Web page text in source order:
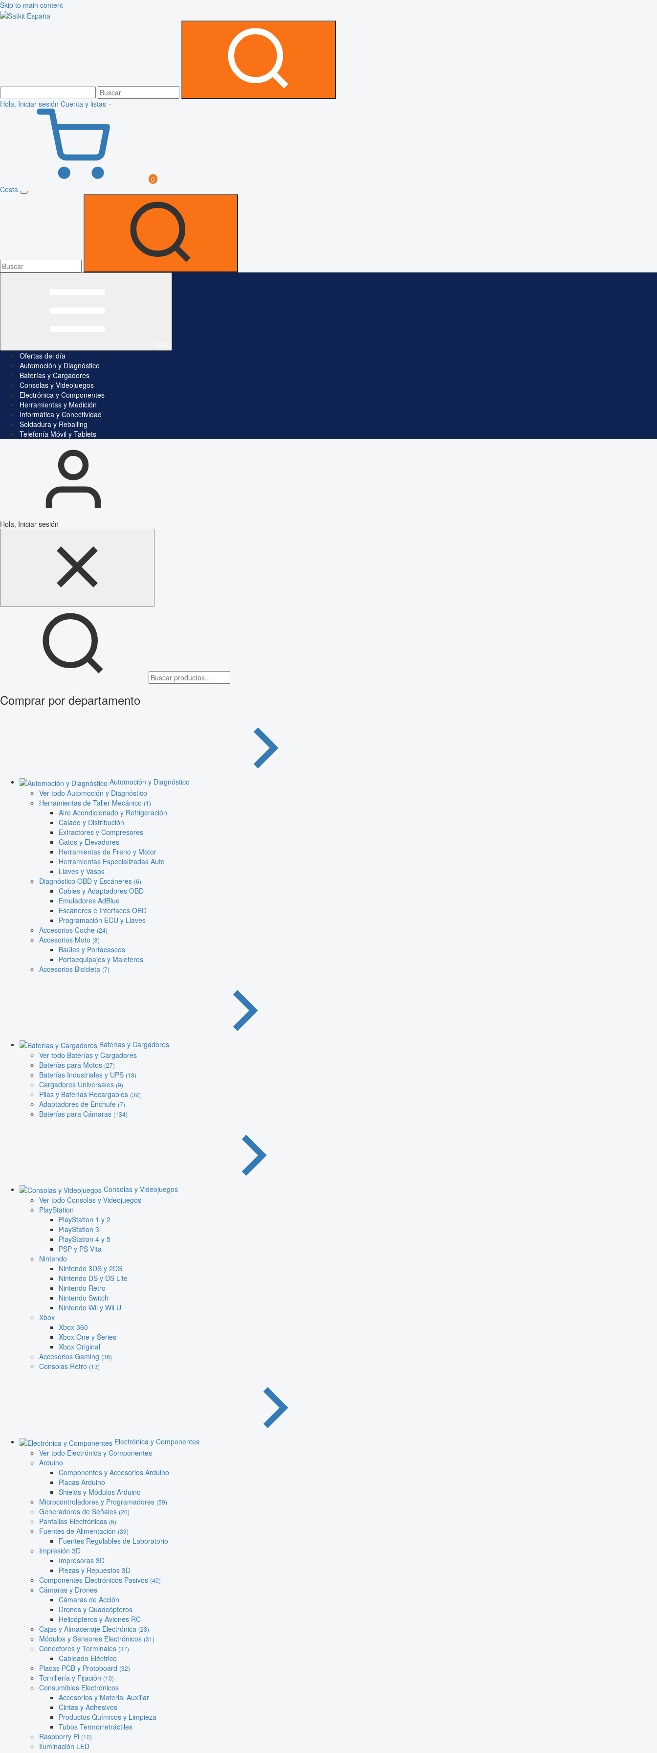
Skip to main content
Hola, Iniciar sesión Cuenta y listas
0
Cesta
Ofertas del día
Automoción y Diagnóstico
Baterías y Cargadores
Consolas y Videojuegos
Electrónica y Componentes
Herramientas y Medición
Informática y Conectividad
Soldadura y Reballing
Telefonía Móvil y Tablets
Hola, Iniciar sesión
Comprar por departamento
Automoción y Diagnóstico
Ver todo Automoción y Diagnóstico
Herramientas de Taller Mecánico (1)
Aire Acondicionado y Refrigeración
Calado y Distribución
Extractores y Compresores
Gatos y Elevadores
Herramientas de Freno y Motor
Herramientas Especializadas Auto
Llaves y Vasos
Diagnóstico OBD y Escáneres (6)
Cables y Adaptadores OBD
Emuladores AdBlue
Escáneres e Interfaces OBD
Programación ECU y Llaves
Accesorios Coche (24)
Accesorios Moto (8)
Baúles y Portacascos
Portaequipajes y Maleteros
Accesorios Bicicleta (7)
Baterías y Cargadores
Ver todo Baterías y Cargadores
Baterías para Motos (27)
Baterías Industriales y UPS (18)
Cargadores Universales (9)
Pilas y Baterías Recargables (39)
Adaptadores de Enchufe (7)
Baterías para Cámaras (134)
Consolas y Videojuegos
Ver todo Consolas y Videojuegos
PlayStation
PlayStation 1 y 2
PlayStation 3
PlayStation 4 y 5
PSP y PS Vita
Nintendo
Nintendo 3DS y 2DS
Nintendo DS y DS Lite
Nintendo Retro
Nintendo Switch
Nintendo Wii y Wii U
Xbox
Xbox 360
Xbox One y Series
Xbox Original
Accesorios Gaming (38)
Consolas Retro (13)
Electrónica y Componentes
Ver todo Electrónica y Componentes
Arduino
Componentes y Accesorios Arduino
Placas Arduino
Shields y Módulos Arduino
Microcontroladores y Programadores (59)
Generadores de Señales (20)
Pantallas Electrónicas (6)
Fuentes de Alimentación (39)
Fuentes Regulables de Laboratorio
Impresión 3D
Impresoras 3D
Piezas y Repuestos 3D
Componentes Electrónicos Pasivos (40)
Cámaras y Drones
Cámaras de Acción
Drones y Quadcópteros
Helicópteros y Aviones RC
Cajas y Almacenaje Electrónica (23)
Módulos y Sensores Electrónicos (31)
Conectores y Terminales (37)
Cableado Eléctrico
Placas PCB y Protoboard (32)
Tornillería y Fijación (10)
Consumibles Electrónicos
Accesorios y Material Auxiliar
Cintas y Adhesivos
Productos Químicos y Limpieza
Tubos Termorretráctiles
Raspberry Pi (10)
Iluminación LED